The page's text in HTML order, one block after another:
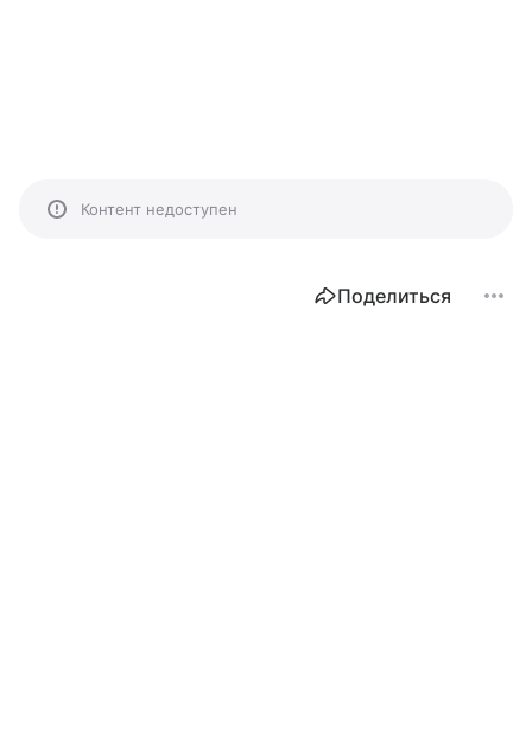
Контент недоступен
Поделиться